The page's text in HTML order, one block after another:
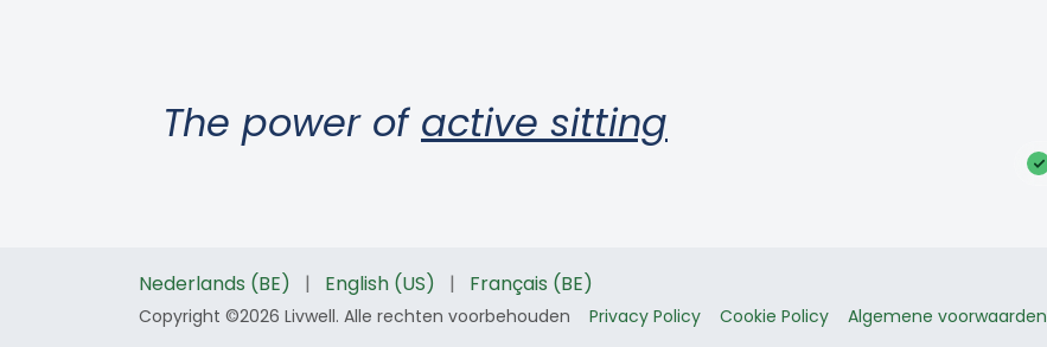
The power of active sitting
Copyright ©2026 Livwell. Alle rechten voorbehouden Privacy Policy Cookie Policy Algemene voorwaarden
Nederlands (BE) | English (US) | Français (BE)